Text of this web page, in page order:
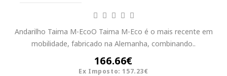
Andarilho Taima M-EcoO Taima M-Eco é o mais recente em
mobilidade, fabricado na Alemanha, combinando..
166.66€
Ex Imposto: 157.23€